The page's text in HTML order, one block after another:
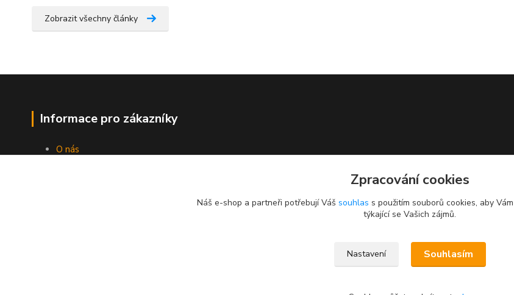
Zobrazit všechny články
Informace pro zákazníky
O nás
Zpracování cookies
Náš e-shop a partneři potřebují Váš souhlas s použitím souborů cookies, aby
týkající se Vašich zájmů.
Nastavení Souhlasím